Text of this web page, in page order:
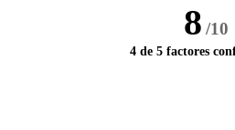
8 /10
4 de 5 factores